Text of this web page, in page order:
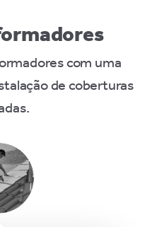
com uma
de coberturas